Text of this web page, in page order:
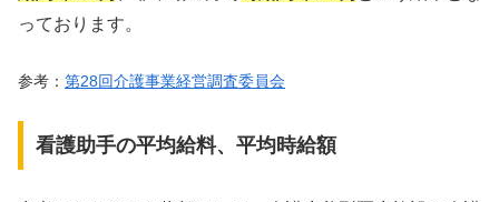
っております。
参考： 第28回介護事業経営調査委員会
看護助手の平均給料、平均時給額